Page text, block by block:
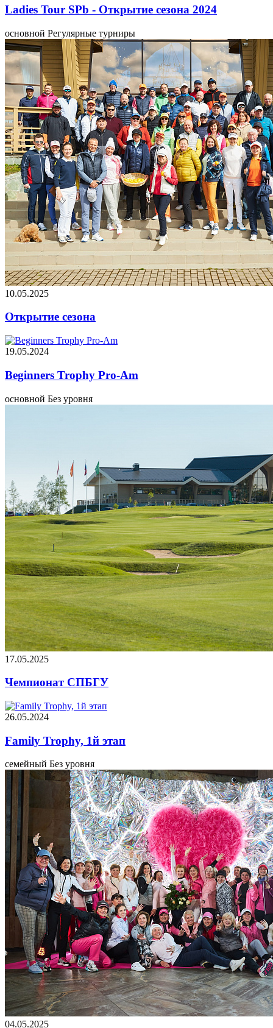
Ladies Tour SPb - Открытие сезона 2024
основной Регулярные турниры
10.05.2025
Открытие сезона
19.05.2024
Beginners Trophy Pro-Am
основной Без уровня
17.05.2025
Чемпионат СПБГУ
26.05.2024
Family Trophy, 1й этап
семейный Без уровня
04.05.2025